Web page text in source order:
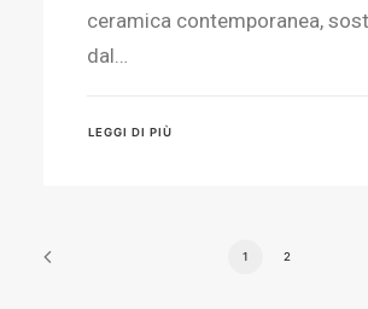
ceramica contemporanea,
dal…
LEGGI DI PIÙ
1 2